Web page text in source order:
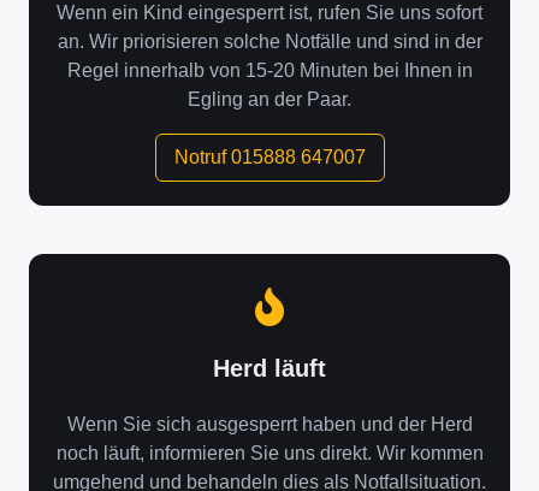
Wenn ein Kind eingesperrt ist, rufen Sie uns sofort
an. Wir priorisieren solche Notfälle und sind in der
Regel innerhalb von 15-20 Minuten bei Ihnen in
Egling an der Paar.
Notruf 015888 647007
Herd läuft
Wenn Sie sich ausgesperrt haben und der Herd
noch läuft, informieren Sie uns direkt. Wir kommen
umgehend und behandeln dies als Notfallsituation.